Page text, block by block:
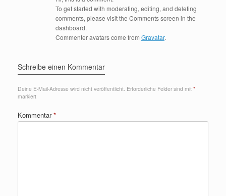
To get started with moderating, editing, and deleting
comments, please visit the Comments screen in the
dashboard.
Commenter avatars come from Gravatar.
Schreibe einen Kommentar
Deine E-Mail-Adresse wird nicht veröffentlicht. Erforderliche Felder sind mit *
markiert
Kommentar*